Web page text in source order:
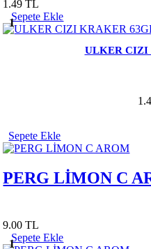
1.49 TL
1
Sepete Ekle
ULKER CIZI
Sepete Ekle
PERG LİMON C
9.00 TL
1
Sepete Ekle